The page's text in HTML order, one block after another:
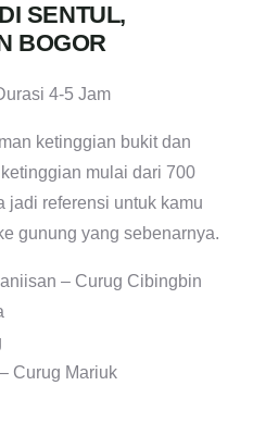
SENTUL,
BOGOR
4-5 Jam
ketinggian bukit dan
mulai dari 700
jadi referensi untuk kamu
gunung yang sebenarnya.
– Curug Cibingbin
Curug Mariuk